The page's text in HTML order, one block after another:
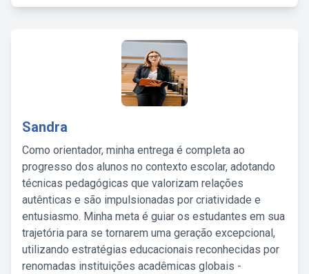
Sandra
Como orientador, minha entrega é completa ao
progresso dos alunos no contexto escolar, adotando
técnicas pedagógicas que valorizam relações
autênticas e são impulsionadas por criatividade e
entusiasmo. Minha meta é guiar os estudantes em sua
trajetória para se tornarem uma geração excepcional,
utilizando estratégias educacionais reconhecidas por
renomadas instituições acadêmicas globais -